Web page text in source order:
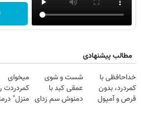
مطالب پیشنهادی
خداحافظی با
کمردرد، بدون
قرص و آمپول
شست و شوی
عمقی کبد با
دمنوش سم زدای
میخوای
کمردردت
منزل"